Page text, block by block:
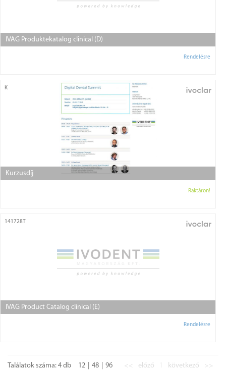
IVAG Produktekatalog clinical (D)
Rendelésre
K
Kurzusdíj
Raktáron!
141728T
IVAG Product Catalog clinical (E)
Rendelésre
Találatok száma: 4 db 12 48 96 << előző következő >>